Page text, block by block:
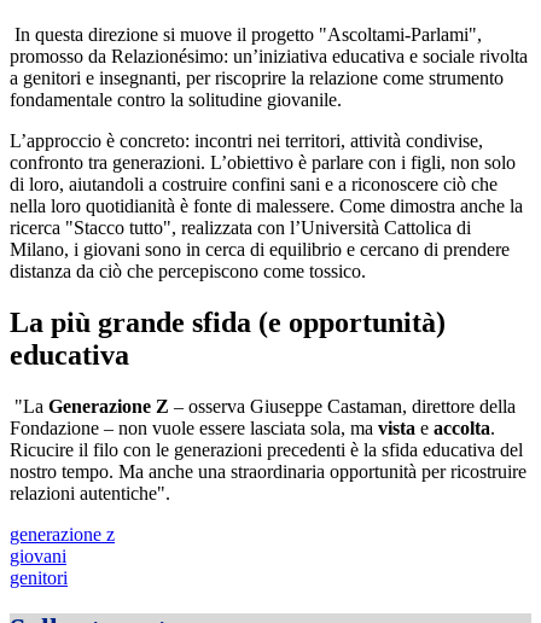
In questa direzione si muove il progetto "Ascoltami-Parlami",
promosso da Relazionésimo: un’iniziativa educativa e sociale rivolta
a genitori e insegnanti, per riscoprire la relazione come strumento
fondamentale contro la solitudine giovanile.
L’approccio è concreto: incontri nei territori, attività condivise,
confronto tra generazioni. L’obiettivo è parlare con i figli, non solo
di loro, aiutandoli a costruire confini sani e a riconoscere ciò che
nella loro quotidianità è fonte di malessere. Come dimostra anche la
ricerca "Stacco tutto", realizzata con l’Università Cattolica di
Milano, i giovani sono in cerca di equilibrio e cercano di prendere
distanza da ciò che percepiscono come tossico.
La più grande sfida (e opportunità)
educativa
"La Generazione Z – osserva Giuseppe Castaman, direttore della
Fondazione – non vuole essere lasciata sola, ma vista e accolta.
Ricucire il filo con le generazioni precedenti è la sfida educativa del
nostro tempo. Ma anche una straordinaria opportunità per ricostruire
relazioni autentiche".
generazione z
giovani
genitori